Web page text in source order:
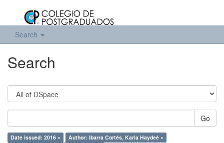
Search
Search
Go
Date issued: 2016 ×
Author: Ibarra Cortés, Karla Haydeé ×